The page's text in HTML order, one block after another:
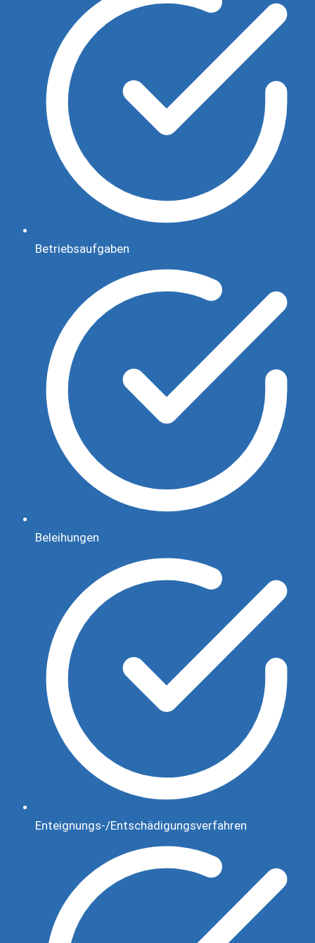
Betriebsaufgaben
Beleihungen
Enteignungs-/Entschädigungsverfahren